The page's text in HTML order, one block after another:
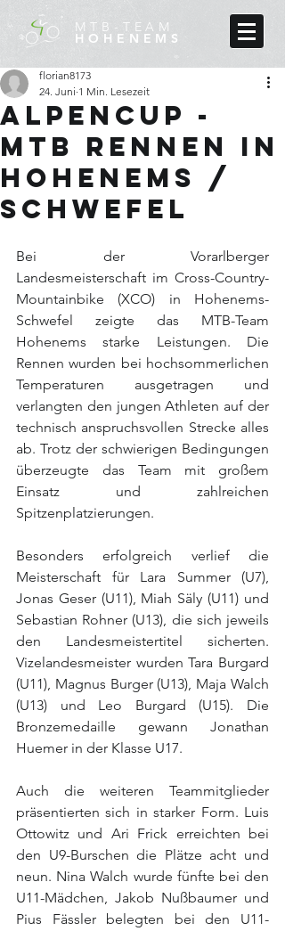
MTB-TEAM
HOHENEMS
Alpencup -
MTB Rennen in
Hohenems /
SChwefel
florian8173
24. Juni 1 Min. Lesezeit
Bei der Vorarlberger
Landesmeisterschaft im Cross-Country-
Mountainbike (XCO) in Hohenems-
Schwefel zeigte das MTB-Team
Hohenems starke Leistungen. Die
Rennen wurden bei hochsommerlichen
Temperaturen ausgetragen und
verlangten den jungen Athleten auf der
technisch anspruchsvollen Strecke alles
ab. Trotz der schwierigen Bedingungen
überzeugte das Team mit großem
Einsatz und zahlreichen
Spitzenplatzierungen.
Besonders erfolgreich verlief die
Meisterschaft für Lara Summer (U7),
Jonas Geser (U11), Miah Säly (U11) und
Sebastian Rohner (U13), die sich jeweils
den Landesmeistertitel sicherten.
Vizelandesmeister wurden Tara Burgard
(U11), Magnus Burger (U13), Maja Walch
(U13) und Leo Burgard (U15). Die
Bronzemedaille gewann Jonathan
Huemer in der Klasse U17.
Auch die weiteren Teammitglieder
präsentierten sich in starker Form. Luis
Ottowitz und Ari Frick erreichten bei
den U9-Burschen die Plätze acht und
neun. Nina Walch wurde fünfte bei den
U11-Mädchen, Jakob Nußbaumer und
Pius Fässler belegten bei den U11-